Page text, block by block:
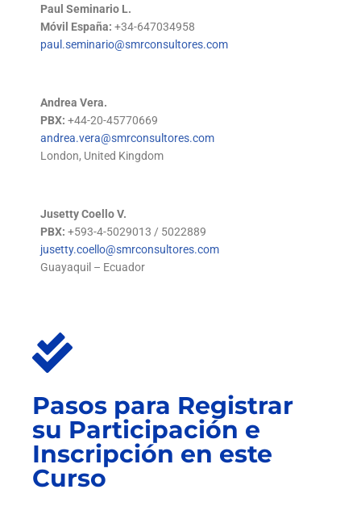
Paul Seminario L.
Móvil España: +34-647034958
paul.seminario@smrconsultores.com
Andrea Vera.
PBX: +44-20-45770669
andrea.vera@smrconsultores.com
London, United Kingdom
Jusetty Coello V.
PBX: +593-4-5029013 / 5022889
jusetty.coello@smrconsultores.com
Guayaquil – Ecuador
Pasos para Registrar
su Participación e
Inscripción en este
Curso